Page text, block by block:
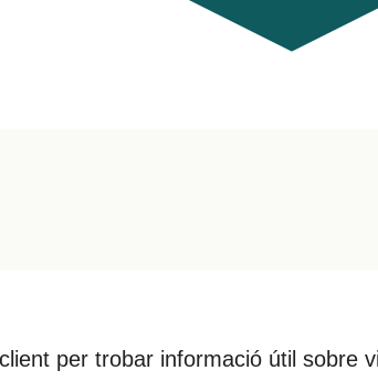
per trobar informació útil sobre